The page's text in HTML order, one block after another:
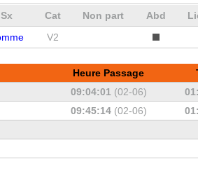
Sx Cat Non part Abd
V2
Heure Passage
09:04:01 (02-06)
09:45:14(02-06)